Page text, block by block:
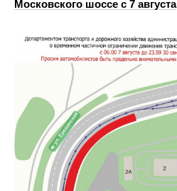
Московского шоссе с 7 августа